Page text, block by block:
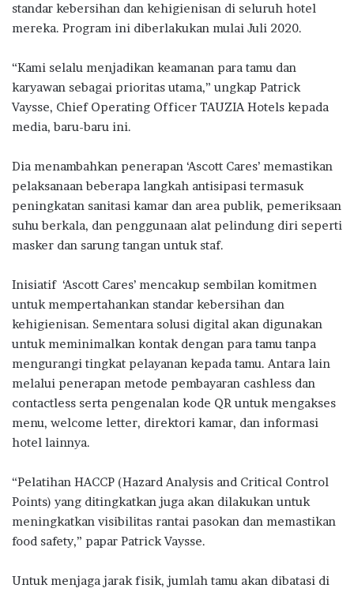
standar kebersihan dan kehigienisan di seluruh hotel
mereka. Program ini diberlakukan mulai Juli 2020.
“Kami selalu menjadikan keamanan para tamu dan
karyawan sebagai prioritas utama,” ungkap Patrick
Vaysse, Chief Operating Officer TAUZIA Hotels kepada
media, baru-baru ini.
Dia menambahkan penerapan ‘Ascott Cares’ memastikan
pelaksanaan beberapa langkah antisipasi termasuk
peningkatan sanitasi kamar dan area publik, pemeriksaan
suhu berkala, dan penggunaan alat pelindung diri seperti
masker dan sarung tangan untuk staf.
Inisiatif ‘Ascott Cares’ mencakup sembilan komitmen
untuk mempertahankan standar kebersihan dan
kehigienisan. Sementara solusi digital akan digunakan
untuk meminimalkan kontak dengan para tamu tanpa
mengurangi tingkat pelayanan kepada tamu. Antara lain
melalui penerapan metode pembayaran cashless dan
contactless serta pengenalan kode QR untuk mengakses
menu, welcome letter, direktori kamar, dan informasi
hotel lainnya.
“Pelatihan HACCP (Hazard Analysis and Critical Control
Points) yang ditingkatkan juga akan dilakukan untuk
meningkatkan visibilitas rantai pasokan dan memastikan
food safety,” papar Patrick Vaysse.
Untuk menjaga jarak fisik, jumlah tamu akan dibatasi di